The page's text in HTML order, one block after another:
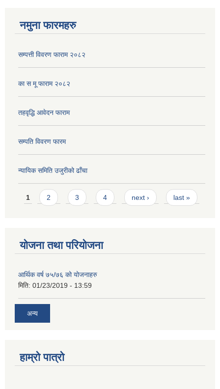
नमुना फारमहरु
सम्पत्ती विवरण फाराम २०८२
का स मू फाराम २०८२
तहवृद्धि आवेदन फाराम
सम्पति विवरण फारम
न्यायिक समिति उजुरीको ढाँचा
Pages
1 2 3 4 next › last »
योजना तथा परियोजना
आर्थिक वर्ष ७५/७६ को योजनाहरु
मिति: 01/23/2019 - 13:59
अन्य
हाम्रो पात्रो